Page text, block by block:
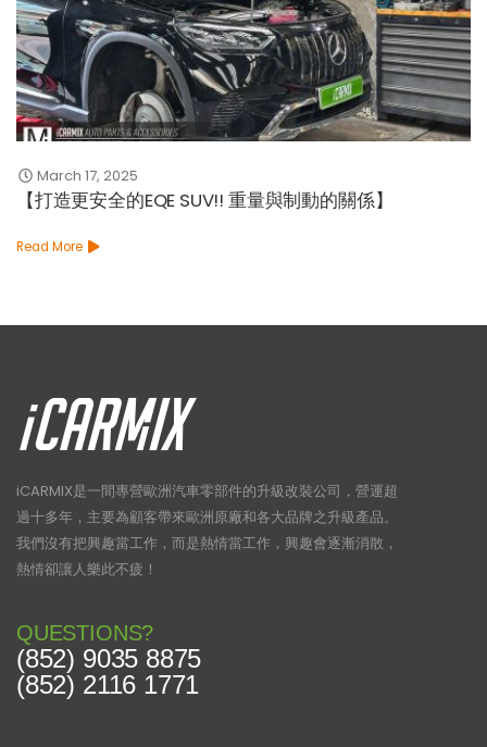
March 17, 2025
【打造更安全的EQE SUV!! 重量與制動的關係】
Read More
iCARMIX是一間專營歐洲汽車零部件的升級改裝公司，營運超
過十多年，主要為顧客帶來歐洲原廠和各大品牌之升級產品。
我們沒有把興趣當工作，而是熱情當工作，興趣會逐漸消散，
熱情卻讓人樂此不疲！
QUESTIONS?
(852) 9035 8875
(852) 2116 1771